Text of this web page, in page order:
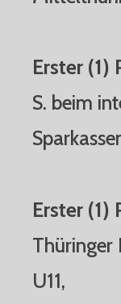
Erster (1)
S. beim
Erster (1)
Thüringer
U11,